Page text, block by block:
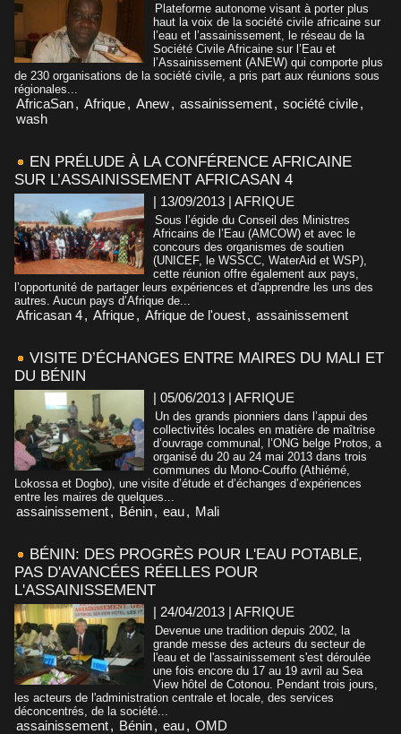
Plateforme autonome visant à porter plus
haut la voix de la société civile africaine sur
l’eau et l’assainissement, le réseau de la
Société Civile Africaine sur l’Eau et
l’Assainissement (ANEW) qui comporte plus
de 230 organisations de la société civile, a pris part aux réunions sous
régionales...
AfricaSan, Afrique, Anew, assainissement, société civile,
wash
EN PRÉLUDE À LA CONFÉRENCE AFRICAINE
SUR L’ASSAINISSEMENT AFRICASAN 4
| 13/09/2013 | AFRIQUE
Sous l’égide du Conseil des Ministres
Africains de l’Eau (AMCOW) et avec le
concours des organismes de soutien
(UNICEF, le WSSCC, WaterAid et WSP),
cette réunion offre également aux pays,
l’opportunité de partager leurs expériences et d'apprendre les uns des
autres. Aucun pays d’Afrique de...
Africasan 4, Afrique, Afrique de l'ouest, assainissement
VISITE D’ÉCHANGES ENTRE MAIRES DU MALI ET
DU BÉNIN
| 05/06/2013 | AFRIQUE
Un des grands pionniers dans l’appui des
collectivités locales en matière de maîtrise
d’ouvrage communal, l’ONG belge Protos, a
organisé du 20 au 24 mai 2013 dans trois
communes du Mono-Couffo (Athiémé,
Lokossa et Dogbo), une visite d’étude et d’échanges d’expériences
entre les maires de quelques...
assainissement, Bénin, eau, Mali
BÉNIN: DES PROGRÈS POUR L'EAU POTABLE,
PAS D'AVANCÉES RÉELLES POUR
L'ASSAINISSEMENT
| 24/04/2013 | AFRIQUE
Devenue une tradition depuis 2002, la
grande messe des acteurs du secteur de
l'eau et de l'assainissement s'est déroulée
une fois encore du 17 au 19 avril au Sea
View hôtel de Cotonou. Pendant trois jours,
les acteurs de l'administration centrale et locale, des services
déconcentrés, de la société...
assainissement, Bénin, eau, OMD